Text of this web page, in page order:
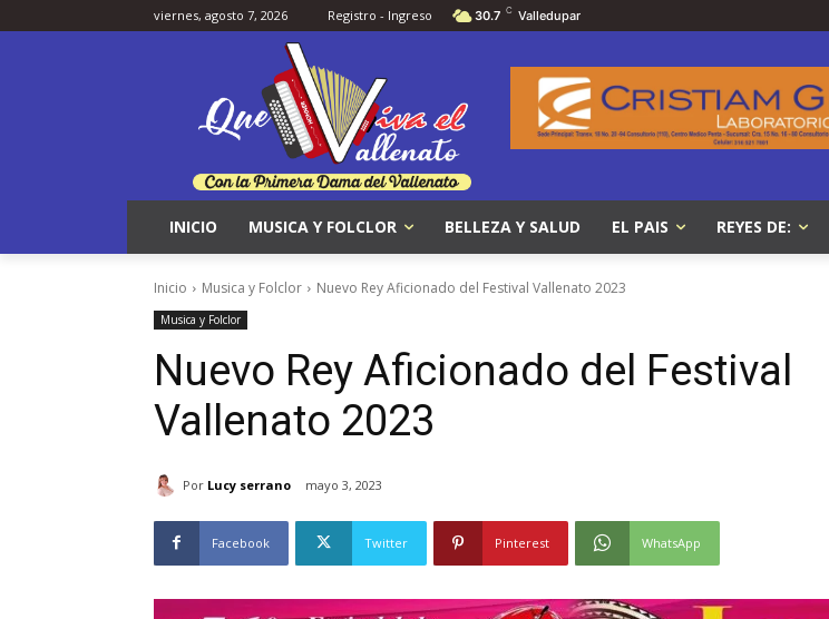
viernes, agosto 7, 2026 Registro - Ingreso 30.7 C Valledupar
INICIO MUSICA Y FOLCLOR BELLEZA Y SALUD EL PAIS REYES DE:
Inicio Musica y Folclor Nuevo Rey Aficionado del Festival Vallenato 2023
Musica y Folclor
Nuevo Rey Aficionado del Festival
Vallenato 2023
Por Lucy serrano mayo 3, 2023
Facebook Twitter Pinterest WhatsApp